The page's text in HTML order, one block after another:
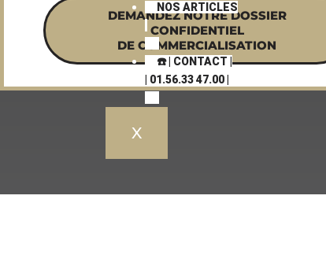
NOS ARTICLES
☎️ | CONTACT |
| 01.56.33 47.00 |
X
DEMANDEZ NOTRE DOSSIER
CONFIDENTIEL
DE COMMERCIALISATION